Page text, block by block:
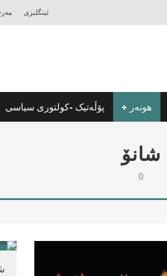
ئینگلیزی
هونه‌ر پۆڵه‌تیک -كولتوری سیاسی
شانۆ
0